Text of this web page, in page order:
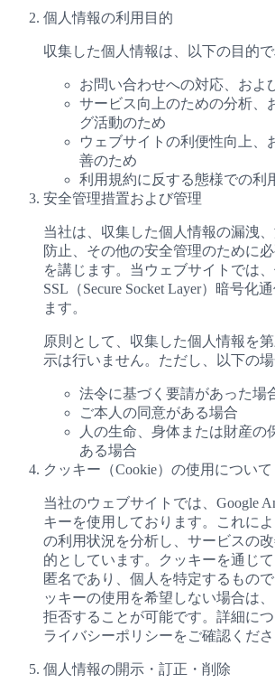
個人情報の利用目的
収集した個人情報は、以下の目的で
お問い合わせへの対応、およ
サービス向上のための分析、
グ活動のため
ウェブサイトの利便性向上、
善のため
利用規約に反する態様での利
安全管理措置および管理
当社は、収集した個人情報の漏洩
防止、その他の安全管理のために
を講じます。当ウェブサイトでは
SSL（Secure Socket Layer）暗号化
ます。
原則として、収集した個人情報を
示は行いません。ただし、以下の場
法令に基づく要請があった場
ご本人の同意がある場合
人の生命、身体または財産の
ある場合
クッキー（Cookie）の使用について
当社のウェブサイトでは、Google
キーを使用しております。これに
の利用状況を分析し、サービスの
的としています。クッキーを通じ
匿名であり、個人を特定するもの
ッキーの使用を希望しない場合は
拒否することが可能です。詳細に
ライバシーポリシーをご確認くださ
個人情報の開示・訂正・削除